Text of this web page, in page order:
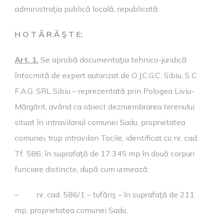
administraţia publică locală, republicată;
H O T Ă R Ă Ş T E:
Art. 1. Se aprobă documentaţia tehnico-juridică
întocmită de expert autorizat de O.J.C.G.C. Sibiu, S C
F.A.G. SRL Sibiu – reprezentată prin Pologea Liviu-
Mărgărit, având ca obiect dezmembrarea terenului
situat în intravilanul comunei Sadu, proprietatea
comunei, trup intravilan Tocile, identificat cu nr. cad.
Tf. 586, în suprafaţă de 17.345 mp în două corpuri
funciare distincte, după cum urmează:
– nr. cad. 586/1 – tufăriş – în suprafaţă de 211
mp, proprietatea comunei Sadu;